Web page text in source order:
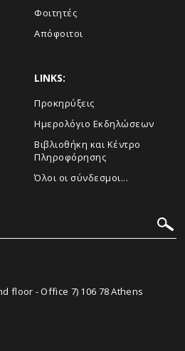
Φοιτητές
Απόφοιτοι
LINKS:
Προκηρύξεις
Ημερολόγιο Εκδηλώσεων
Βιβλιοθήκη και Κέντρο
Πληροφόρησης
Όλοι οι σύνδεσμοι...
floor - Office 7) 106 78 Athens